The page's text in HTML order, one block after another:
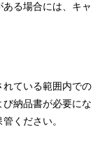
る場合には、キャ
ている範囲内での
納品書が必要にな
ください。